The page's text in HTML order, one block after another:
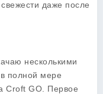
даже после
несколькими
полной мере
Croft GO . Первое